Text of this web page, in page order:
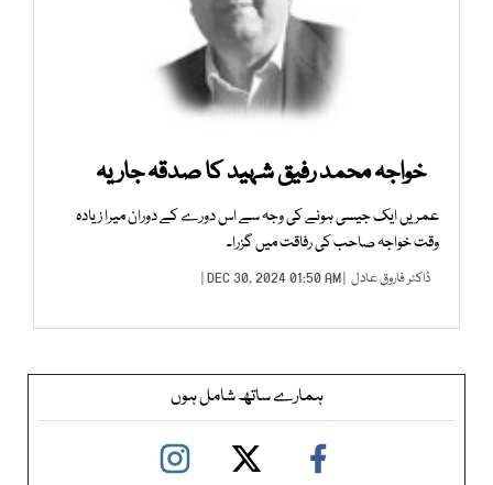
خواجہ محمد رفیق شہید کا صدقہ جاریہ
عمریں ایک جیسی ہونے کی وجہ سے اس دورے کے دوران میرا زیادہ
وقت خواجہ صاحب کی رفاقت میں گزرا۔
ڈاکٹر فاروق عادل | DEC 30, 2024 01:50 AM |
ہمارے ساتھ شامل ہوں